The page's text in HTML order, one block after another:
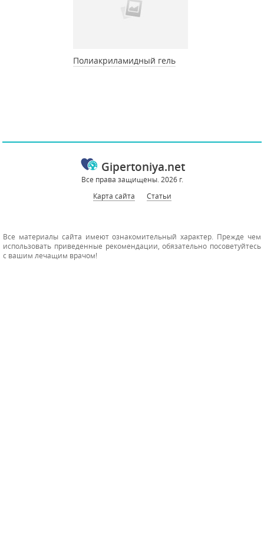
Полиакриламидный гель
Gipertoniya.net
Все права защищены. 2026 г.
Карта сайта
Статьи
Все материалы сайта имеют ознакомительный характер. Прежде чем
использовать приведенные рекомендации, обязательно посоветуйтесь
с вашим лечащим врачом!